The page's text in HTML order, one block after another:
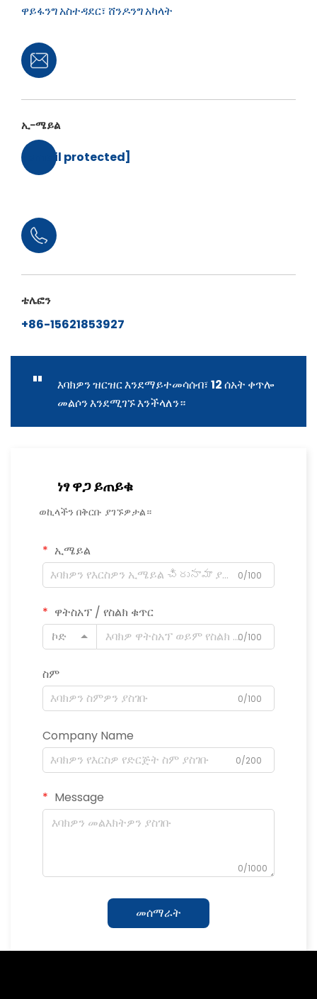
ዋይፋንግ አስተዳደር፣ ሸንዶንግ አካላት
ኢ-ሜይል
[email protected]
ቴሌፎን
+86-15621853927
"
እባክዎን ዝርዝር እንደማይተመሳሰብ፣ 12 ሰአት ቀጥሎ
መልሶን እንደሚገኙ እንችላለን።
ነፃ ዋጋ ይጠይቁ
ወኪላችን በቅርቡ ያገኙዎታል።
ኢሜይል
0/100
ዋትስአፕ / የስልክ ቁጥር
ኮድ
0/100
ስም
0/100
Company Name
0/200
Message
0/1000
መሰማራት